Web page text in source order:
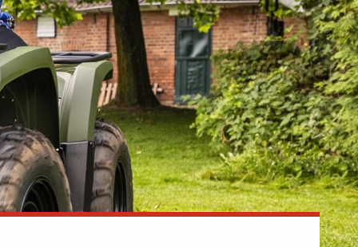
4
B
Wolverine
RMAX 4
1000 LE
B
Wolverine